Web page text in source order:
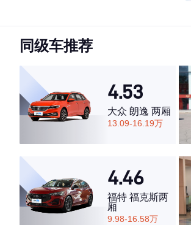
季风灰 极地白 月岩灰
4.4
同级车推荐
4.53
大众 朗逸 两厢
13.09-16.19万
4.46
福特 福克斯两
厢
9.98-16.58万